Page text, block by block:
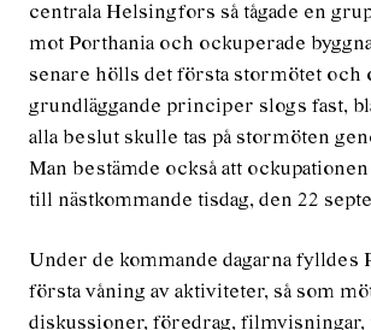
centrala Helsingfors så tågade en
mot Porthania och ockuperade
senare hölls det första stormötet och
grundläggande principer slogs fast,
alla beslut skulle tas på stormöten
Man bestämde också att
till nästkommande tisdag, den 22
Under de kommande dagarna fylldes
första våning av aktiviteter, så som
diskussioner, föredrag,